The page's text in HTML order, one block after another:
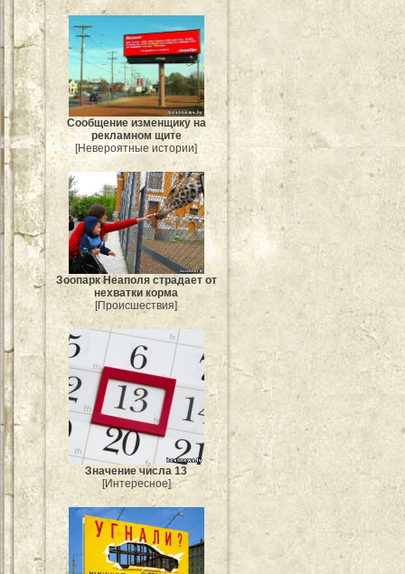
Сообщение изменщику на
рекламном щите
[Невероятные истории]
Зоопарк Неаполя страдает от
нехватки корма
[Происшествия]
Значение числа 13
[Интересное]